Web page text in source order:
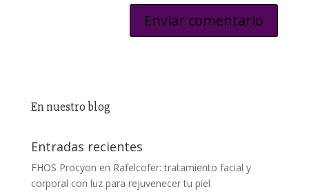
En nuestro blog
Entradas recientes
FHOS Procyon en Rafelcofer: tratamiento facial y
corporal con luz para rejuvenecer tu piel